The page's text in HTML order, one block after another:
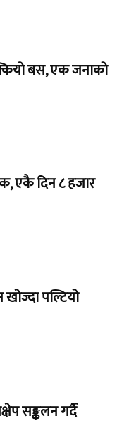
बस, एक जनाको
एकै दिन ८ हजार
पल्टियो
सङ्कलन गर्दै